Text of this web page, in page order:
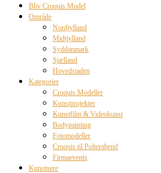
Bliv Croquis Model
Område
Nordjylland
Midtjylland
Syddanmark
Sjælland
Hovedstaden
Kategorier
Croquis Modeller
Kunstprojekter
Kunstfilm & Videokunst
Bodypainting
Fotomodeller
Croquis til Polterabend
Firmaevents
Kunstnere